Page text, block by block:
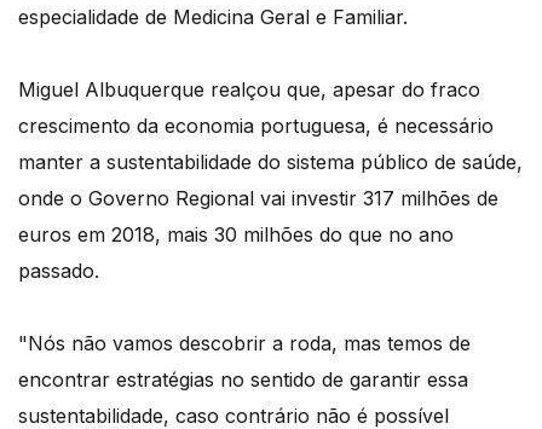
especialidade de Medicina Geral e Familiar.
Miguel Albuquerque realçou que, apesar do fraco
crescimento da economia portuguesa, é necessário
manter a sustentabilidade do sistema público de saúde,
onde o Governo Regional vai investir 317 milhões de
euros em 2018, mais 30 milhões do que no ano
passado.
"Nós não vamos descobrir a roda, mas temos de
encontrar estratégias no sentido de garantir essa
sustentabilidade, caso contrário não é possível